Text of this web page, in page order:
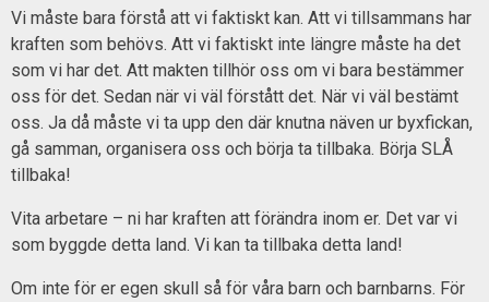
Vi måste bara förstå att vi faktiskt kan. Att vi tillsammans har
kraften som behövs. Att vi faktiskt inte längre måste ha det
som vi har det. Att makten tillhör oss om vi bara bestämmer
oss för det. Sedan när vi väl förstått det. När vi väl bestämt
oss. Ja då måste vi ta upp den där knutna näven ur byxfickan,
gå samman, organisera oss och börja ta tillbaka. Börja SLÅ
tillbaka!
Vita arbetare – ni har kraften att förändra inom er. Det var vi
som byggde detta land. Vi kan ta tillbaka detta land!
Om inte för er egen skull så för våra barn och barnbarns. För